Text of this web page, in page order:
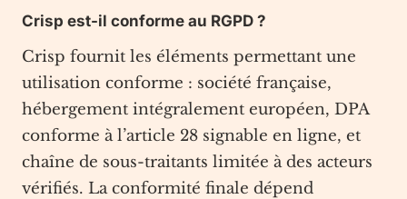
Crisp est-il conforme au RGPD ?
Crisp fournit les éléments permettant une
utilisation conforme : société française,
hébergement intégralement européen, DPA
conforme à l’article 28 signable en ligne, et
chaîne de sous-traitants limitée à des acteurs
vérifiés. La conformité finale dépend